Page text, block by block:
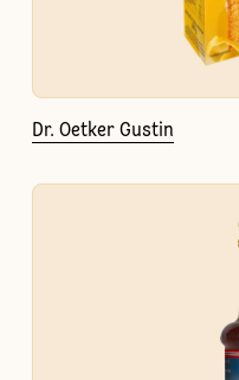
Dr. Oetker Gustin